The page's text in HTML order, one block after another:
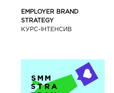
EMPLOYER BRAND
STRATEGY
КУРС-IНТЕНСИВ